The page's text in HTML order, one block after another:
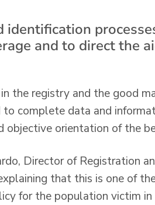
and to direct the
the registry and the good
complete data and
objective orientation of the
Director of Registration
that this is one of
for the population victim